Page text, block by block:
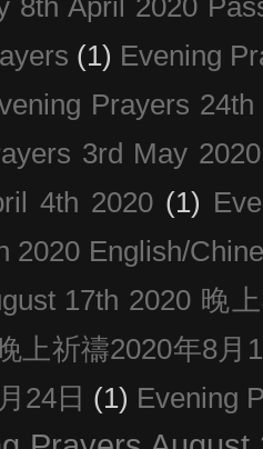
8th April 2020
(1) Evening
Prayers
3rd May 2020
4th 2020 (1)
2020 English/
17th 2020 晚
上祈禱2020年8月
24日 (1) Evening